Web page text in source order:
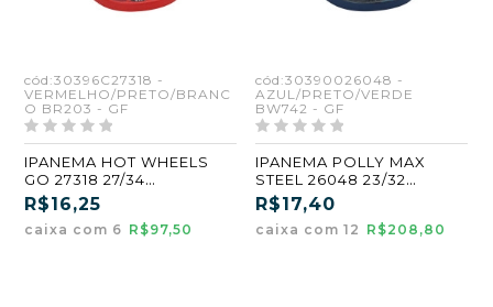
cód:30396C27318 -
VERMELHO/PRETO/BRANC
O BR203 - GF
IPANEMA HOT WHEELS
GO 27318 27/34
VERMELHO/PRETO/BRAN
CO (BR203) (GF) (CX6)
R$16,25
caixa com 6 R$97,50
cód:30390026048 -
AZUL/PRETO/VERDE
BW742 - GF
IPANEMA POLLY MAX
STEEL 26048 23/32
AZUL/PRETO/VERDE
(BW742) (GF)
R$17,40
caixa com 12 R$208,80